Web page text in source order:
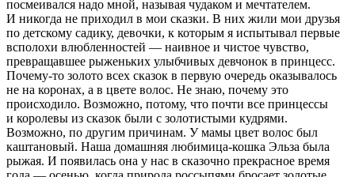
посмеивался надо мной, называя чудаком и мечтателем.
И никогда не приходил в мои сказки. В них жили мои друзья
по детскому садику, девочки, к которым я испытывал первые
всполохи влюбленностей — наивное и чистое чувство,
превращавшее рыженьких улыбчивых девчонок в принцесс.
Почему-то золото всех сказок в первую очередь оказывалось
не на коронах, а в цвете волос. Не знаю, почему это
происходило. Возможно, потому, что почти все принцессы
и королевы из сказок были с золотистыми кудрями.
Возможно, по другим причинам. У мамы цвет волос был
каштановый. Наша домашняя любимица-кошка Эльза была
рыжая. И появилась она у нас в сказочно прекрасное время